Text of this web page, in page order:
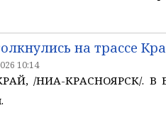
на трассе
10:14
/НИА-КРАСНОЯРСК/. В